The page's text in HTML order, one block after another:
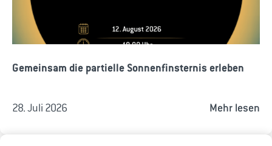
Gemeinsam die partielle Sonnenfinsternis erleben
28. Juli 2026 Mehr lesen